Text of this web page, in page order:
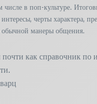
числе в поп-культуре.
черты характера,
обычной манеры общения.
как справочник по